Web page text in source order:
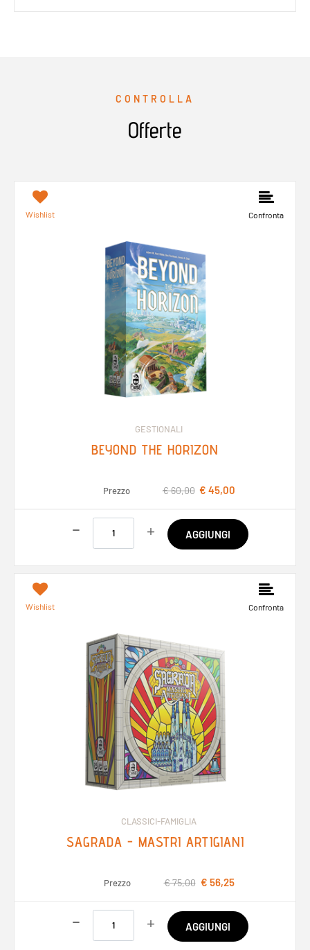
CONTROLLA
Offerte
Wishlist Confronta
GESTIONALI
BEYOND THE HORIZON
Prezzo € 60,00 € 45,00
Quantità
AGGIUNGI
Wishlist Confronta
CLASSICI-FAMIGLIA
SAGRADA - MASTRI ARTIGIANI
Prezzo € 75,00 € 56,25
Quantità
AGGIUNGI